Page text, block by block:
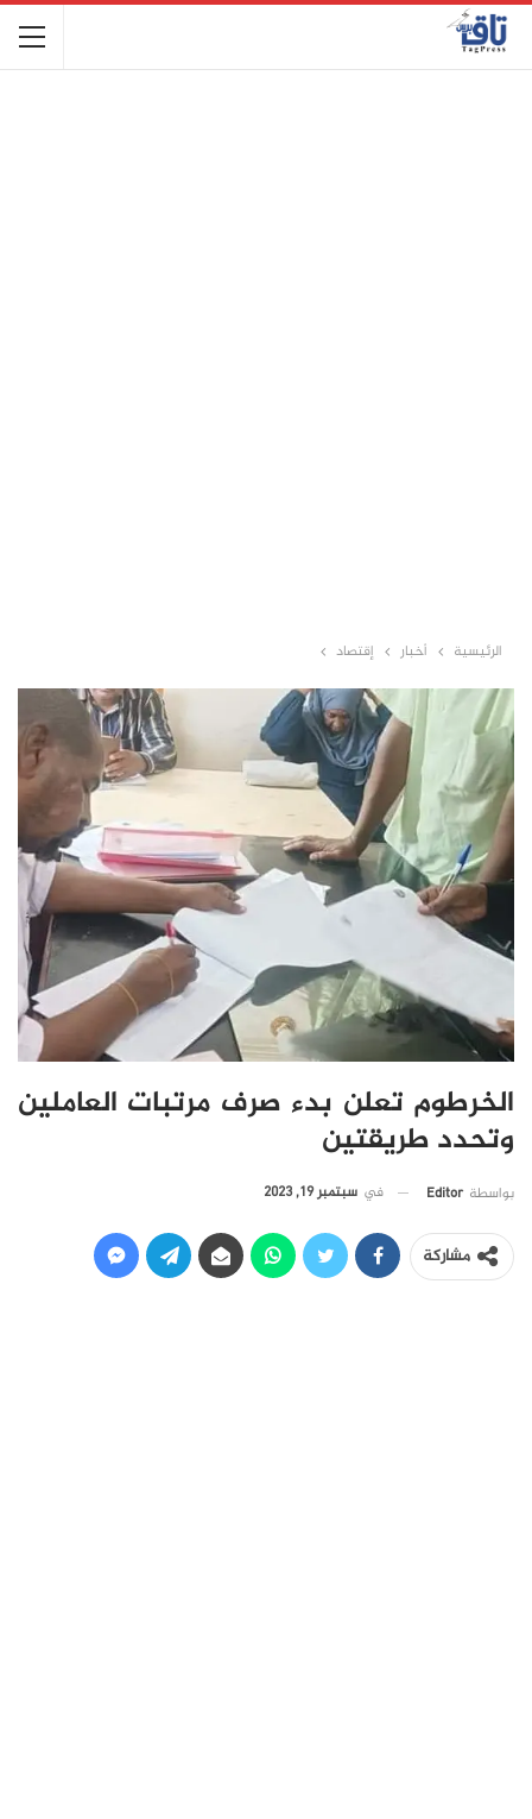
الرئيسية أخبار إقتصاد
الخرطوم تعلن بدء صرف مرتبات العاملين
وتحدد طريقتين
بواسطة Editor في سبتمبر 19, 2023
مشاركة